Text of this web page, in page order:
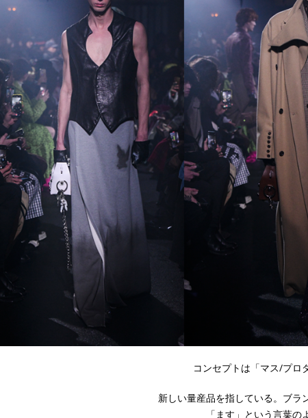
コンセプトは「マス/プロ
新しい量産品を指している。ブラ
「ます」という言葉